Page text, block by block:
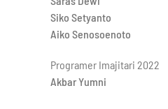
Siko Setyanto
Aiko Senosoenoto
Programer Imajitari 2022
Akbar Yumni